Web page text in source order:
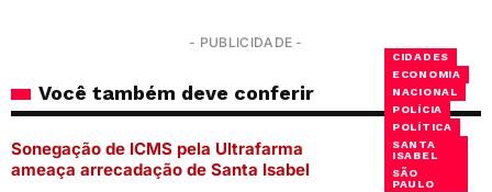
- PUBLICIDADE -
Você também deve conferir
CIDADES
ECONOMIA
NACIONAL
POLÍCIA
POLÍTICA
SANTA
ISABEL
SÃO
PAULO
Sonegação de ICMS pela Ultrafarma
ameaça arrecadação de Santa Isabel